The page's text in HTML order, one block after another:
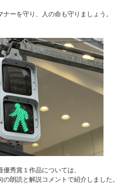
ーを守り、人の命も守りましょう。
秀賞１作品については、
朗読と解説コメントで紹介しました。